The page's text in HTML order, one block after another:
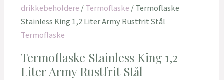
drikkebeholdere/Termoflaske/ Termoflaske
Stainless King 1,2 Liter Army Rustfrit Stål
Termoflaske
Termoflaske Stainless King 1,2
Liter Army Rustfrit Stål